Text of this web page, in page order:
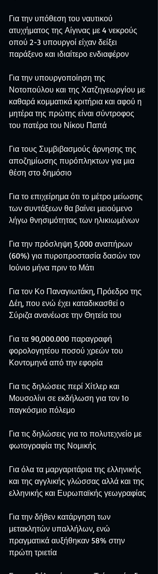
Για την υπόθεση του ναυτικού
ατυχήματος της Αίγινας με 4 νεκρούς
οπού 2-3 υπουργοί είχαν δείξει
παράξενο και ιδιαίτερο ενδιαφέρον
Για την υπουργοποίηση της
Νοτοπούλου και της Χατζηγεωργίου με
καθαρά κομματικά κριτήρια και αφού η
μητέρα της πρώτης είναι σύντροφος
του πατέρα του Νίκου Παπά
Για τους Συμβιβασμούς άρνησης της
αποζημίωσης πυρόπληκτων για μια
θέση στο δημόσιο
Για το επιχείρημα ότι το μέτρο μείωσης
των συντάξεων θα βαίνει μειούμενο
λήγω θνησιμότητας των ηλικιωμένων
Για την πρόσληψη 5,000 αναπήρων
(60%) για πυροπροστασία δασών τον
Ιούνιο μήνα πριν το Μάτι
Για τον Κο Παναγιωτάκη, Πρόεδρο της
Δέη, που ενώ έχει καταδικασθεί ο
Σύριζα ανανέωσε την Θητεία του
Για τα 90,000.000 παραγραφή
φορολογητέου ποσού χρεών του
Κοντομηνά από την εφορία
Για τις δηλώσεις περί Χίτλερ και
Μουσολίνι σε εκδήλωση για τον 1ο
παγκόσμιο πόλεμο
Για τις δηλώσεις για το πολυτεχνείο με
φωτογραφία της Νομικής
Για όλα τα μαργαριτάρια της ελληνικής
και της αγγλικής γλώσσας αλλά και της
ελληνικής και Ευρωπαϊκής γεωγραφίας
Για την δήθεν κατάργηση των
μετακλητών υπαλλήλων, ενώ
πραγματικά αυξήθηκαν 58% στην
πρώτη τριετία